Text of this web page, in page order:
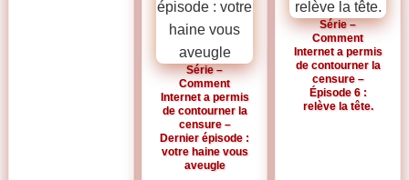
Série –
Comment
Internet a permis
de contourner la
censure –
Dernier épisode :
votre haine vous
aveugle
Série –
Comment
Internet a permis
de contourner la
censure –
Épisode 6 :
relève la tête.